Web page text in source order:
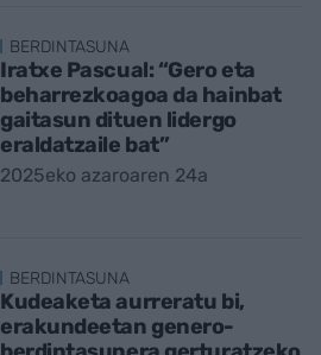
BERDINTASUNA
Iratxe Pascual: “Gero eta
beharrezkoagoa da hainbat
gaitasun dituen lidergo
eraldatzaile bat”
2025eko azaroaren 24a
BERDINTASUNA
Kudeaketa aurreratu bi,
erakundeetan genero-